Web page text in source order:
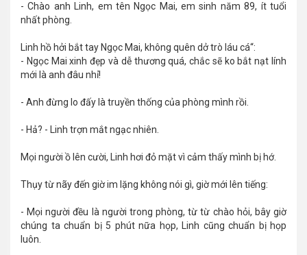
- Chào anh Linh, em tên Ngọc Mai, em sinh năm 89, ít tuổi
nhất phòng.
Linh hồ hởi bắt tay Ngọc Mai, không quên dở trò láu cá“:
- Ngọc Mai xinh đẹp và dễ thương quá, chắc sẽ ko bắt nạt lính
mới là anh đâu nhỉ!
- Anh đừng lo đấy là truyền thống của phòng mình rồi.
- Hả? - Linh trợn mắt ngạc nhiên.
Mọi người ồ lên cười, Linh hơi đỏ mặt vì cảm thấy mình bị hớ.
Thụy từ nãy đến giờ im lặng không nói gì, giờ mới lên tiếng:
- Mọi người đều là người trong phòng, từ từ chào hỏi, bây giờ
chúng ta chuẩn bị 5 phút nữa họp, Linh cũng chuẩn bị họp
luôn.